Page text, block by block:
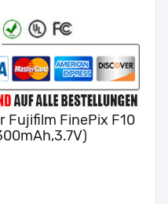
Fujifilm FinePix F10